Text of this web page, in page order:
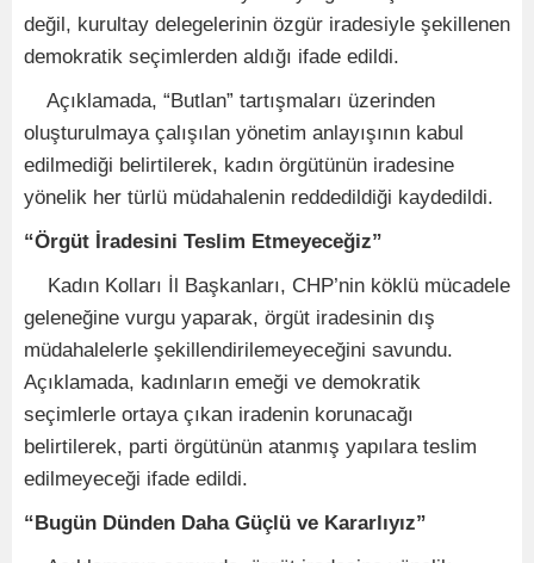
değil, kurultay delegelerinin özgür iradesiyle şekillenen
demokratik seçimlerden aldığı ifade edildi.
Açıklamada, “Butlan” tartışmaları üzerinden
oluşturulmaya çalışılan yönetim anlayışının kabul
edilmediği belirtilerek, kadın örgütünün iradesine
yönelik her türlü müdahalenin reddedildiği kaydedildi.
“Örgüt İradesini Teslim Etmeyeceğiz”
Kadın Kolları İl Başkanları, CHP’nin köklü mücadele
geleneğine vurgu yaparak, örgüt iradesinin dış
müdahalelerle şekillendirilemeyeceğini savundu.
Açıklamada, kadınların emeği ve demokratik
seçimlerle ortaya çıkan iradenin korunacağı
belirtilerek, parti örgütünün atanmış yapılara teslim
edilmeyeceği ifade edildi.
“Bugün Dünden Daha Güçlü ve Kararlıyız”